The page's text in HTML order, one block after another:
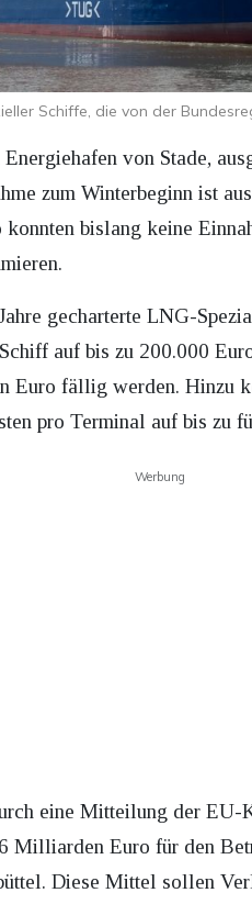
Schiffe, die von der
von Stade,
zum Winterbeginn ist
konnten bislang keine
gecharterte LNG-
auf bis zu 200.000
fällig werden. Hinzu
pro Terminal auf bis zu
Werbung
eine Mitteilung der EU-
Milliarden Euro für den
Diese Mittel sollen